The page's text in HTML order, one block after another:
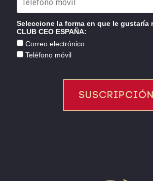
Seleccione la forma en que le gustaría
CLUB CEO ESPAÑA:
Correo electrónico
Teléfono móvil